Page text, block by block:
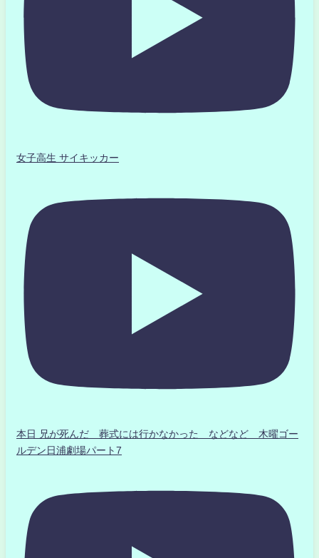
女子高生 サイキッカー
本日 兄が死んだ 葬式には行かなかった などなど 木曜ゴー
ルデン日浦劇場パート7